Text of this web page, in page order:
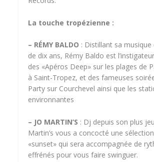
La touche tropézienne :
– RÉMY BALDO : Distillant sa musique
de dix ans, Rémy Baldo est l’instigateur
des «Apéros Deep» sur les plages de
à Saint-Tropez, et des fameuses
Party sur Courchevel ainsi que les
environnantes
– JO MARTIN’S : Dj depuis son plus
Martin’s vous a concocté une
«sunset» qui sera accompagnée de
effrénés pour vous faire swinguer.